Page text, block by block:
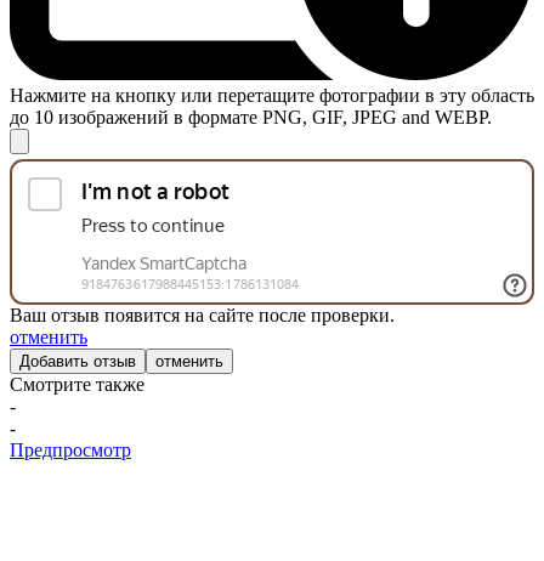
Нажмите на кнопку или перетащите фотографии в эту область
до 10 изображений в формате PNG, GIF, JPEG and WEBP.
Ваш отзыв появится на сайте после проверки.
отменить
отменить
Смотрите также
-
-
Предпросмотр